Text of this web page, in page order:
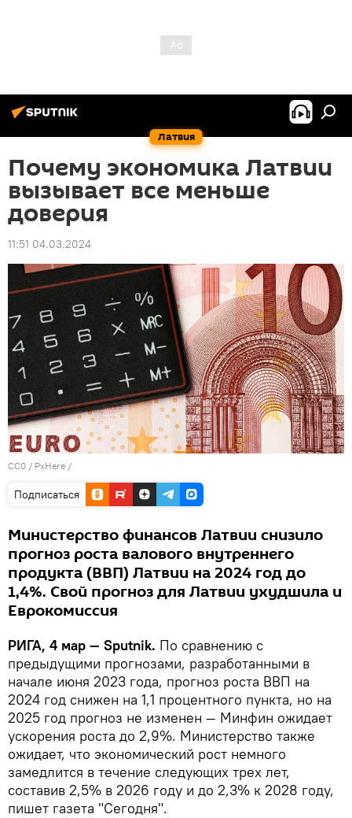
Латвия
Почему экономика Латвии
вызывает все меньше
доверия
11:51 04.03.2024
CC0 / PxHere /
Подписаться
Министерство финансов Латвии снизило
прогноз роста валового внутреннего
продукта (ВВП) Латвии на 2024 год до
1,4%. Свой прогноз для Латвии ухудшила и
Еврокомиссия
РИГА, 4 мар — Sputnik. По сравнению с
предыдущими прогнозами, разработанными в
начале июня 2023 года, прогноз роста ВВП на
2024 год снижен на 1,1 процентного пункта, но на
2025 год прогноз не изменен — Минфин ожидает
ускорения роста до 2,9%. Министерство также
ожидает, что экономический рост немного
замедлится в течение следующих трех лет,
составив 2,5% в 2026 году и до 2,3% к 2028 году,
пишет газета "Сегодня".